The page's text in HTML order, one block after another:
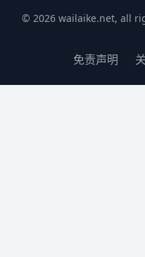
© 2026 wailaike.net, all
免责声明